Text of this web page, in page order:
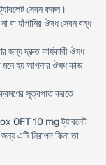
সেবন করুন।
বা হাঁপানির ঔষধ সেবন বন্ধ
দ্রুত কার্যকারী ঔষধ
মনে হয় আপনার ঔষধ কাজ
সূত্রপাত করতে
OFT 10 mg ট্যাবলেট
এটি নিরাপদ কিনা তা